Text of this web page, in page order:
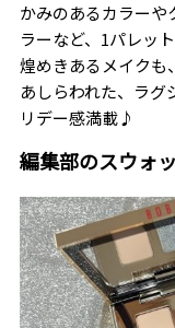
かみのあるカラーや
ラーなど、1パレッ
煌めきあるメイクも
あしらわれた、ラグ
リデー感満載♪
編集部のスウォ